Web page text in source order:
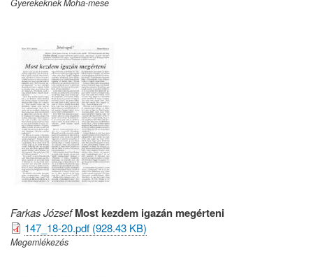
Gyerekeknek Moha-mese
Farkas József Most kezdem igazán megérteni
147_18-20.pdf (928.43 KB)
Megemlékezés